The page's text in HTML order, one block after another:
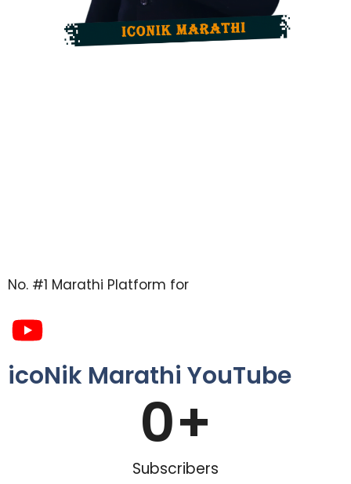
No. #1 Marathi Platform for
icoNik Marathi YouTube
Subscribers
0+